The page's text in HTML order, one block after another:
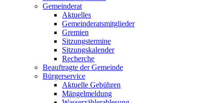
Gemeinderat
Aktuelles
Gemeinderatsmitglieder
Gremien
Sitzungstermine
Sitzungskalender
Recherche
Beauftragte der Gemeinde
Bürgerservice
Aktuelle Gebühren
Mängelmeldung